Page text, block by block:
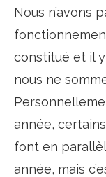
Nous n’avons
constitué et il
nous ne
année,
font en
année, mais